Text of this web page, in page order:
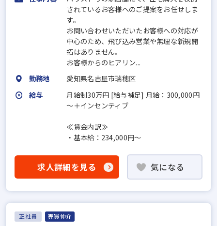
されているお客様へのご提案をお任せしま
す。
お問い合わせいただいたお客様への対応が
中心のため、飛び込み営業や無理な新規開
拓はありません。
お客様からのヒアリン...
勤務地
愛知県名古屋市瑞穂区
給与
月給制30万円 [給与補足] 月給：300,000円
～＋インセンティブ
≪賃金内訳≫
・基本給：234,000円～
求人詳細を見る 気になる
正社員 売買仲介